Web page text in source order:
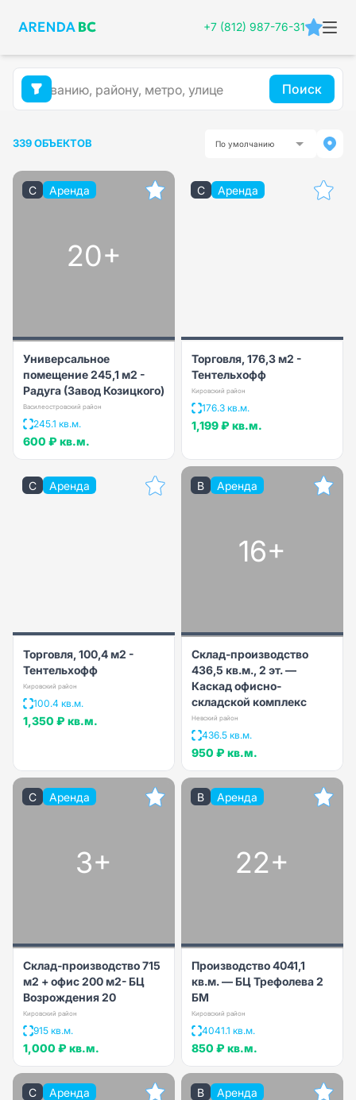
+7 (812) 987-76-31
Поиск
339 ОБЪЕКТОВ По умолчанию
C Аренда
20+
Универсальное
помещение 245,1 м2 -
Радуга (Завод Козицкого)
Василеостровский район
245.1 кв.м.
600 ₽ кв.м.
C Аренда
Торговля, 176,3 м2 -
Тентельхофф
Кировский район
176.3 кв.м.
1,199 ₽ кв.м.
C Аренда
Торговля, 100,4 м2 -
Тентельхофф
Кировский район
100.4 кв.м.
1,350 ₽ кв.м.
B Аренда
16+
Склад-производство
436,5 кв.м., 2 эт. —
Каскад офисно-
складской комплекс
Невский район
436.5 кв.м.
950 ₽ кв.м.
C Аренда
3+
Склад-производство 715
м2 + офис 200 м2- БЦ
Возрождения 20
Кировский район
915 кв.м.
1,000 ₽ кв.м.
B Аренда
22+
Производство 4041,1
кв.м. — БЦ Трефолева 2
БМ
Кировский район
4041.1 кв.м.
850 ₽ кв.м.
C Аренда B Аренда